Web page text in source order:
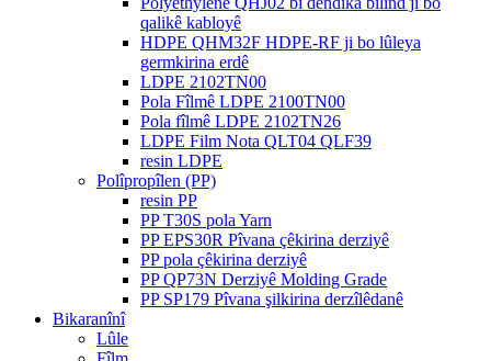
qalikê kabloyê
HDPE QHM32F HDPE-RF ji bo lûleya
germkirina erdê
LDPE 2102TN00
Pola Fîlmê LDPE 2100TN00
Pola fîlmê LDPE 2102TN26
LDPE Film Nota QLT04 QLF39
resin LDPE
Polîpropîlen (PP)
resin PP
PP T30S pola Yarn
PP EPS30R Pîvana çêkirina derziyê
PP pola çêkirina derziyê
PP QP73N Derziyê Molding Grade
PP SP179 Pîvana şilkirina derzîlêdanê
Bikaranînî
Lûle